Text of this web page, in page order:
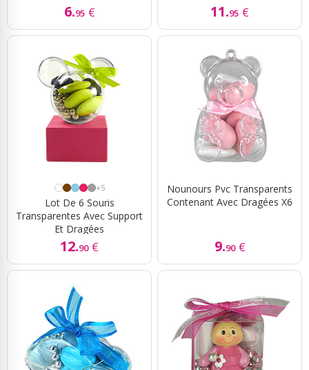
6.95 € 11.95 €
+5
Lot De 6 Souris
Transparentes Avec Support
Et Dragées
12.90 €
Nounours Pvc Transparents
Contenant Avec Dragées X6
9.90 €